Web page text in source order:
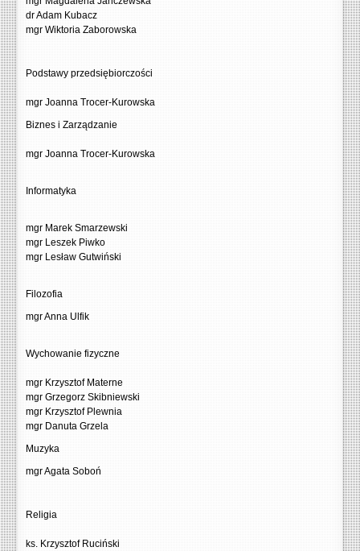
dr Adam Kubacz
mgr Wiktoria Zaborowska
Podstawy przedsiębiorczości
mgr Joanna Trocer-Kurowska
Biznes i Zarządzanie
mgr Joanna Trocer-Kurowska
Informatyka
mgr Marek Smarzewski
mgr Leszek Piwko
mgr Lesław Gutwiński
Filozofia
mgr Anna Ulfik
Wychowanie fizyczne
mgr Krzysztof Materne
mgr Grzegorz Skibniewski
mgr Krzysztof Plewnia
mgr Danuta Grzela
Muzyka
mgr Agata Soboń
Religia
ks. Krzysztof Ruciński